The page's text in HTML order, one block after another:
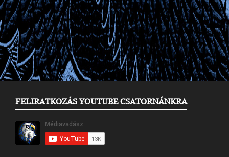
FELIRATKOZÁS YOUTUBE CSATORNÁNKRA